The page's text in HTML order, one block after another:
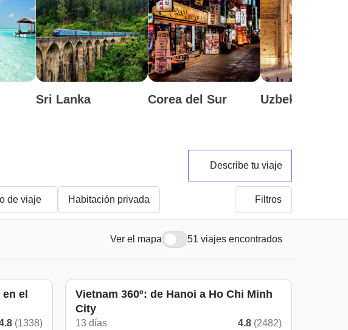
Sri Lanka Corea del Sur Uzbekistán
Describe tu viaje
de viaje Habitación privada Filtros
51 viajes encontrados
Ver el mapa
en el
(1338)
Vietnam 360º: de Hanoi a Ho Chi Minh
City
13 días 4.8 (2482)